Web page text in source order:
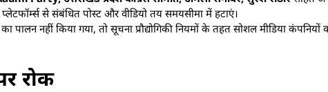
से संबंधित पोस्ट और वीडियो तय समयसीमा में हटाएं।
नहीं किया गया, तो सूचना प्रौद्योगिकी नियमों के तहत सोशल मीडिया कंपनियों
रोक